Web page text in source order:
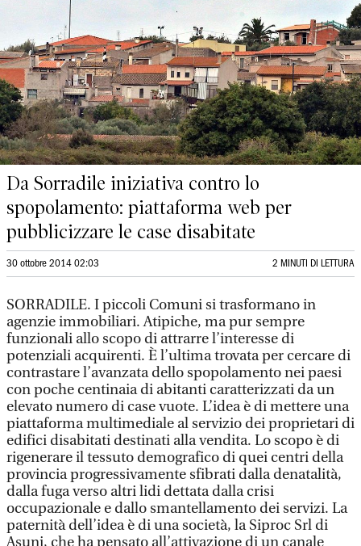
Da Sorradile iniziativa contro lo
spopolamento: piattaforma web per
pubblicizzare le case disabitate
30 ottobre 2014 02:03 2 MINUTI DI LETTURA
SORRADILE. I piccoli Comuni si trasformano in
agenzie immobiliari. Atipiche, ma pur sempre
funzionali allo scopo di attrarre l’interesse di
potenziali acquirenti. È l’ultima trovata per cercare di
contrastare l’avanzata dello spopolamento nei paesi
con poche centinaia di abitanti caratterizzati da un
elevato numero di case vuote. L’idea è di mettere una
piattaforma multimediale al servizio dei proprietari di
edifici disabitati destinati alla vendita. Lo scopo è di
rigenerare il tessuto demografico di quei centri della
provincia progressivamente sfibrati dalla denatalità,
dalla fuga verso altri lidi dettata dalla crisi
occupazionale e dallo smantellamento dei servizi. La
paternità dell’idea è di una società, la Siproc Srl di
Asuni, che ha pensato all’attivazione di un canale